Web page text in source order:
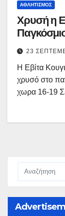
ΑΘΛΗΤΙΣΜΌΣ
Χρυσή η
23
Η Εβίτα
χρυσό στο
χωρα 16-19